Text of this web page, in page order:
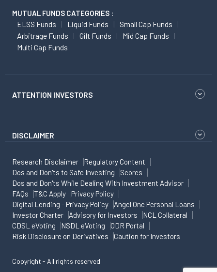
MUTUAL FUNDS CATEGORIES :
ELSS Funds Liquid Funds
Small Cap Funds
Arbitrage Funds
Gilt Funds
Mid Cap Funds
Multi Cap Funds
ATTENTION INVESTORS
DISCLAIMER
Research Disclaimer
Regulatory Content
Dos and Don'ts to Safe Investing
Scores
Dos and Don'ts While Dealing With Investment Advisor
FAQs
T&C Apply
Privacy Policy
Digital Lending - Privacy Policy
Angel One Personal Loans
Investor Charter
Advisory for Investors
NCL Collateral
CDSL eVoting
NSDL eVoting
ODR Portal
Risk Disclosure on Derivatives
Caution for Investors
Copyright - All rights reserved